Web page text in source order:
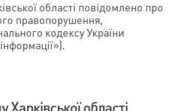
області повідомлено про
правопорушення,
кодексу України
Харківської області